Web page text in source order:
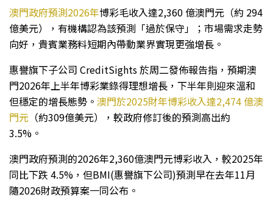
澳門政府預測2026年博彩毛收入達2,360 億澳門元（約 294
億美元），有機構認為該預測「過於保守」；市場需求走勢
向好，貴賓業務料短期內帶動業界實現更強增長。
惠譽旗下子公司 CreditSights 於周二發佈報告指，預期澳
門2026年上半年博彩業錄得理想增長，下半年則迎來溫和
但穩定的增長態勢。 澳門於2025財年博彩收入達2,474 億澳
門元 （約309億美元），較政府修訂後的預測高出約
3.5%。
澳門政府預測的2026年2,360億澳門元博彩收入，較2025年
同比下跌 4.5%，但BMI(惠譽旗下公司)預測早在去年11月
隨2026財政預算案一同公布。